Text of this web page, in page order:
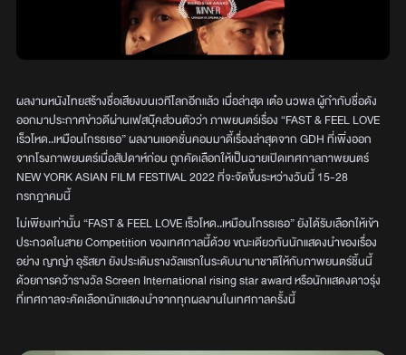
ผลงานหนังไทยสร้างชื่อเสียงบนเวทีโลกอีกแล้ว เมื่อล่าสุด เต๋อ นวพล ผู้กำกับชื่อดัง
ออกมาประกาศข่าวดีผ่านเฟสบุ๊คส่วนตัวว่า ภาพยนตร์เรื่อง “FAST & FEEL LOVE
เร็วโหด..เหมือนโกรธเธอ” ผลงานแอคชั่นคอมมาดี้เรื่องล่าสุดจาก GDH ที่เพิ่งออก
จากโรงภาพยนตร์เมื่อสัปดาห์ก่อน ถูกคัดเลือกให้เป็นฉายเปิดเทศกาลภาพยนตร์
NEW YORK ASIAN FILM FESTIVAL 2022 ที่จะจัดขึ้นระหว่างวันนี้ 15-28
กรกฎาคมนี้
ไม่เพียงเท่านั้น “FAST & FEEL LOVE เร็วโหด..เหมือนโกรธเธอ” ยังได้รับเลือกให้เข้า
ประกวดในสาย Competition ของเทศกาลนี้ด้วย ขณะเดียวกันนักแสดงนำของเรื่อง
อย่าง ญาญ่า อุรัสยา ยังประเดิมรางวัลแรกในระดับนานาชาติให้กับภาพยนตร์ชิ้นนี้
ด้วยการคว้ารางวัล Screen International rising star award หรือนักแสดงดาวรุ่ง
ที่เทศกาลจะคัดเลือกนักแสดงนำจากทุกผลงานในเทศกาลครั้งนี้